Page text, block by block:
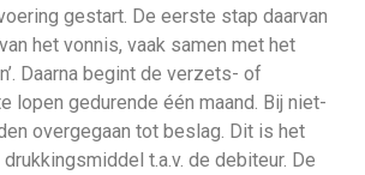
gestart. De eerste stap daarvan
het vonnis, vaak samen met het
Daarna begint de verzets- of
lopen gedurende één maand. Bij niet-
overgegaan tot beslag. Dit is het
t.a.v. de debiteur. De